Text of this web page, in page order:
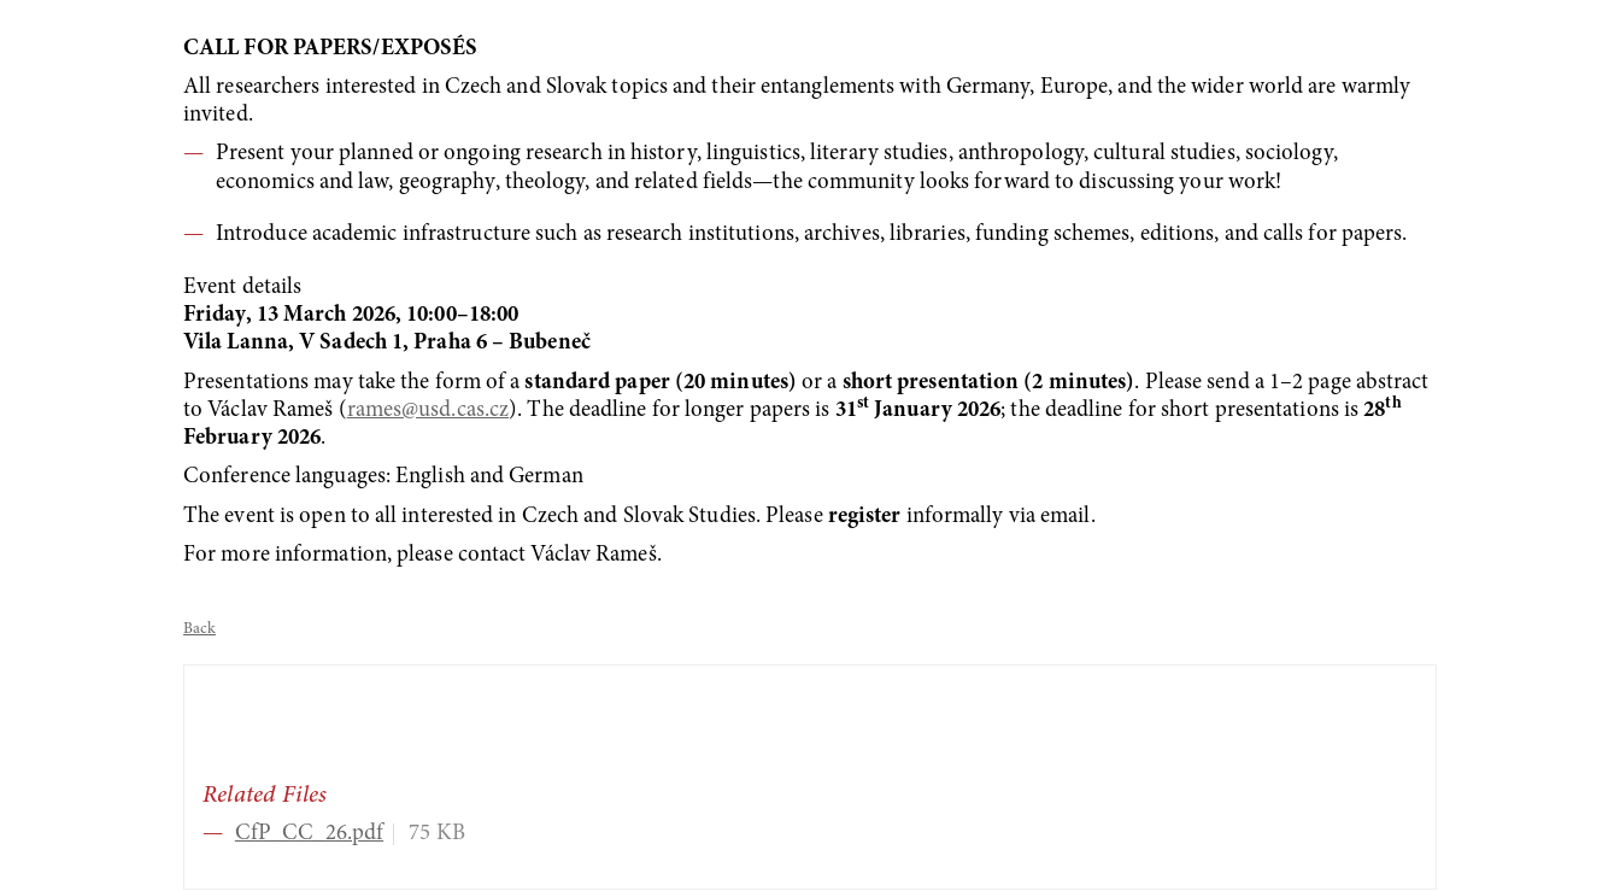
CALL FOR PAPERS/EXPOSÉS
All researchers interested in Czech and Slovak topics and their entanglements with Germany, Europe, and the wider world are warmly
invited.
Present your planned or ongoing research in history, linguistics, literary studies, anthropology, cultural studies, sociology,
economics and law, geography, theology, and related fields—the community looks forward to discussing your work!
Introduce academic infrastructure such as research institutions, archives, libraries, funding schemes, editions, and calls for papers.
Event details
Friday, 13 March 2026, 10:00–18:00
Vila Lanna, V Sadech 1, Praha 6 – Bubeneč
Presentations may take the form of a standard paper (20 minutes) or a short presentation (2 minutes). Please send a 1–2 page abstract
to Václav Rameš (rames@usd.cas.cz). The deadline for longer papers is 31st January 2026; the deadline for short presentations is28th
February 2026.
Conference languages: English and German
The event is open to all interested in Czech and Slovak Studies. Please register informally via email.
For more information, please contact Václav Rameš.
Back
Related Files
CfP_CC_26.pdf 75 KB